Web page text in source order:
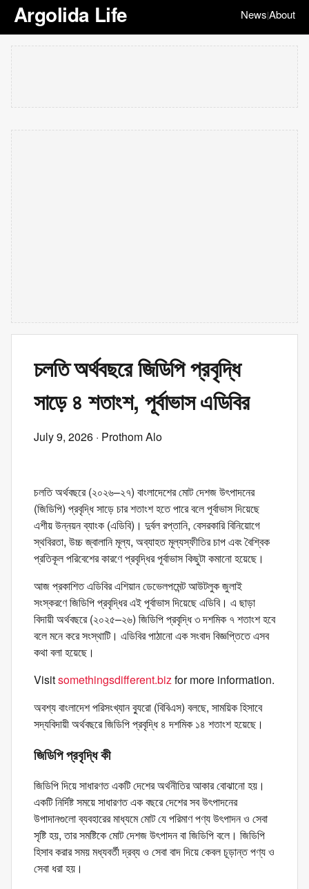
Argolida Life News|About
চলতি অর্থবছরে জিডিপি প্রবৃদ্ধি
সাড়ে ৪ শতাংশ, পূর্বাভাস এডিবির
July 9, 2026 · Prothom Alo
চলতি অর্থবছরে (২০২৬–২৭) বাংলাদেশের মোট দেশজ উৎপাদনের
(জিডিপি) প্রবৃদ্ধি সাড়ে চার শতাংশ হতে পারে বলে পূর্বাভাস দিয়েছে
এশীয় উন্নয়ন ব্যাংক (এডিবি)। দুর্বল রপ্তানি, বেসরকারি বিনিয়োগে
স্থবিরতা, উচ্চ জ্বালানি মূল্য, অব্যাহত মূল্যস্ফীতির চাপ এবং বৈশ্বিক
প্রতিকূল পরিবেশের কারণে প্রবৃদ্ধির পূর্বাভাস কিছুটা কমানো হয়েছে।
আজ প্রকাশিত এডিবির এশিয়ান ডেভেলপমেন্ট আউটলুক জুলাই
সংস্করণে জিডিপি প্রবৃদ্ধির এই পূর্বাভাস দিয়েছে এডিবি। এ ছাড়া
বিদায়ী অর্থবছরে (২০২৫–২৬) জিডিপি প্রবৃদ্ধি ৩ দশমিক ৭ শতাংশ হবে
বলে মনে করে সংস্থাটি। এডিবির পাঠানো এক সংবাদ বিজ্ঞপ্তিতে এসব
কথা বলা হয়েছে।
Visitsomethingsdifferent.bizfor more information.
অবশ্য বাংলাদেশ পরিসংখ্যান ব্যুরো (বিবিএস) বলছে, সাময়িক হিসাবে
সদ্যবিদায়ী অর্থবছরে জিডিপি প্রবৃদ্ধি ৪ দশমিক ১৪ শতাংশ হয়েছে।
জিডিপি প্রবৃদ্ধি কী
জিডিপি দিয়ে সাধারণত একটি দেশের অর্থনীতির আকার বোঝানো হয়।
একটি নির্দিষ্ট সময়ে সাধারণত এক বছরে দেশের সব উৎপাদনের
উপাদানগুলো ব্যবহারের মাধ্যমে মোট যে পরিমাণ পণ্য উৎপাদন ও সেবা
সৃষ্টি হয়, তার সমষ্টিকে মোট দেশজ উৎপাদন বা জিডিপি বলে। জিডিপি
হিসাব করার সময় মধ্যবর্তী দ্রব্য ও সেবা বাদ দিয়ে কেবল চূড়ান্ত পণ্য ও
সেবা ধরা হয়।